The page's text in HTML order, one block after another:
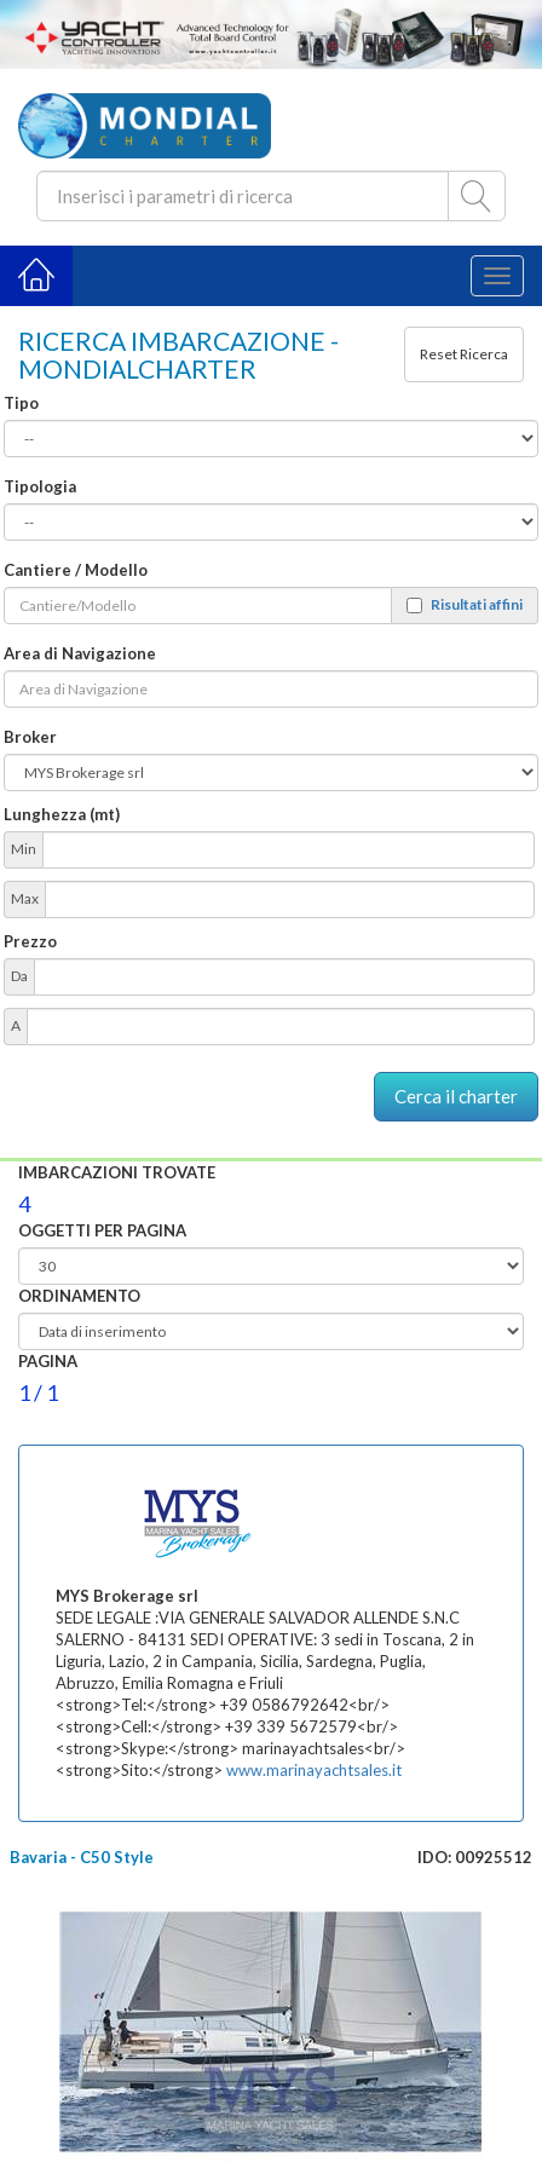
RICERCA IMBARCAZIONE -
MONDIALCHARTER
Tipo
Tipologia
Cantiere / Modello
Risultati affini
Area di Navigazione
Broker
Lunghezza (mt)
Min
Max
Prezzo
Da
A
IMBARCAZIONI TROVATE
4
OGGETTI PER PAGINA
ORDINAMENTO
PAGINA
1 / 1
MYS Brokerage srl
SEDE LEGALE :VIA GENERALE SALVADOR ALLENDE S.N.C
SALERNO - 84131 SEDI OPERATIVE: 3 sedi in Toscana, 2 in
Liguria, Lazio, 2 in Campania, Sicilia, Sardegna, Puglia,
Abruzzo, Emilia Romagna e Friuli
<strong>Tel:</strong> +39 0586792642<br/>
<strong>Cell:</strong> +39 339 5672579<br/>
<strong>Skype:</strong> marinayachtsales<br/>
<strong>Sito:</strong> www.marinayachtsales.it
Bavaria - C50 Style IDO: 00925512